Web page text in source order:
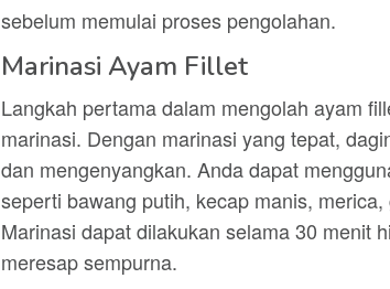
sebelum memulai proses pengolahan.
Marinasi Ayam Fillet
Langkah pertama dalam mengolah ayam
marinasi. Dengan marinasi yang tepat,
dan mengenyangkan. Anda dapat
seperti bawang putih, kecap manis,
Marinasi dapat dilakukan selama 30 menit
meresap sempurna.